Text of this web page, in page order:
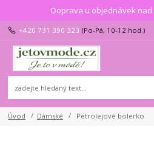
Doprava u objednávek nad
+420 731 390 323 (Po-Pá, 10-12 hod.)
Úvod Dámské Petrolejové bolerko